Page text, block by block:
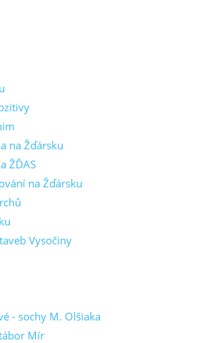
na Žďársku
ŽĎAS
na Žďársku
Vysočiny
- sochy M. Olšiaka
Mír